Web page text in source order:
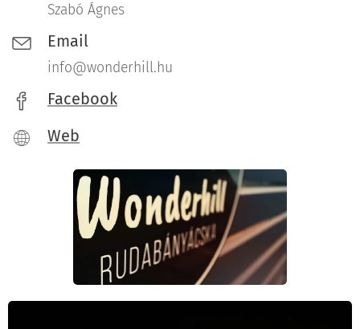
Szabó Ágnes
Email
info@wonderhill.hu
Facebook
Web